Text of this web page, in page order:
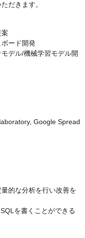
だきます。
ード開発
デル/機械学習モデル開
Google Spread
的な分析を行い改善を
を書くことができる